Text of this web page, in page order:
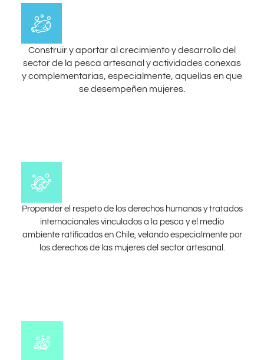
Construir y aportar al crecimiento y desarrollo del
sector de la pesca artesanal y actividades conexas
y complementarias, especialmente, aquellas en que
se desempeñen mujeres.
Propender el respeto de los derechos humanos y tratados
internacionales vinculados a la pesca y el medio
ambiente ratificados en Chile, velando especialmente por
los derechos de las mujeres del sector artesanal.